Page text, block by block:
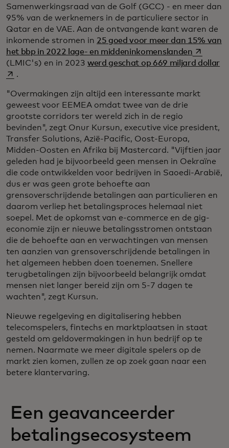
Samenwerkingsraad van de Golf (GCC) - en meer dan
95% van de werknemers in de particuliere sector in
Qatar en de VAE. Aan de ontvangende kant waren de
inkomende stromen in 25 goed voor meer dan 15% van
het bbp in 2022 lage- en middeninkomenslandenopens in
(LMIC's) en in 2023 werd geschat op 669 miljard dollar
.
"Overmakingen zijn altijd een interessante markt
geweest voor EEMEA omdat twee van de drie
grootste corridors ter wereld zich in de regio
bevinden", zegt Onur Kursun, executive vice president,
Transfer Solutions, Azië-Pacific, Oost-Europa,
Midden-Oosten en Afrika bij Mastercard. "Vijftien jaar
geleden had je bijvoorbeeld geen mensen in Oekraïne
die code ontwikkelden voor bedrijven in Saoedi-Arabië,
dus er was geen grote behoefte aan
grensoverschrijdende betalingen aan particulieren en
daarom verliep het betalingsproces helemaal niet
soepel. Met de opkomst van e-commerce en de gig-
economie zijn er nieuwe betalingsstromen ontstaan
die de behoefte aan en verwachtingen van mensen
ten aanzien van grensoverschrijdende betalingen in
het algemeen hebben doen toenemen. Snellere
terugbetalingen zijn bijvoorbeeld belangrijk omdat
mensen niet langer bereid zijn om 5-7 dagen te
wachten", zegt Kursun.
Nieuwe regelgeving en digitalisering hebben
telecomspelers, fintechs en marktplaatsen in staat
gesteld om geldovermakingen in hun bedrijf op te
nemen. Naarmate we meer digitale spelers op de
markt zien komen, zullen ze op zoek gaan naar een
betere klantervaring.
Een geavanceerder
betalingsecosysteem